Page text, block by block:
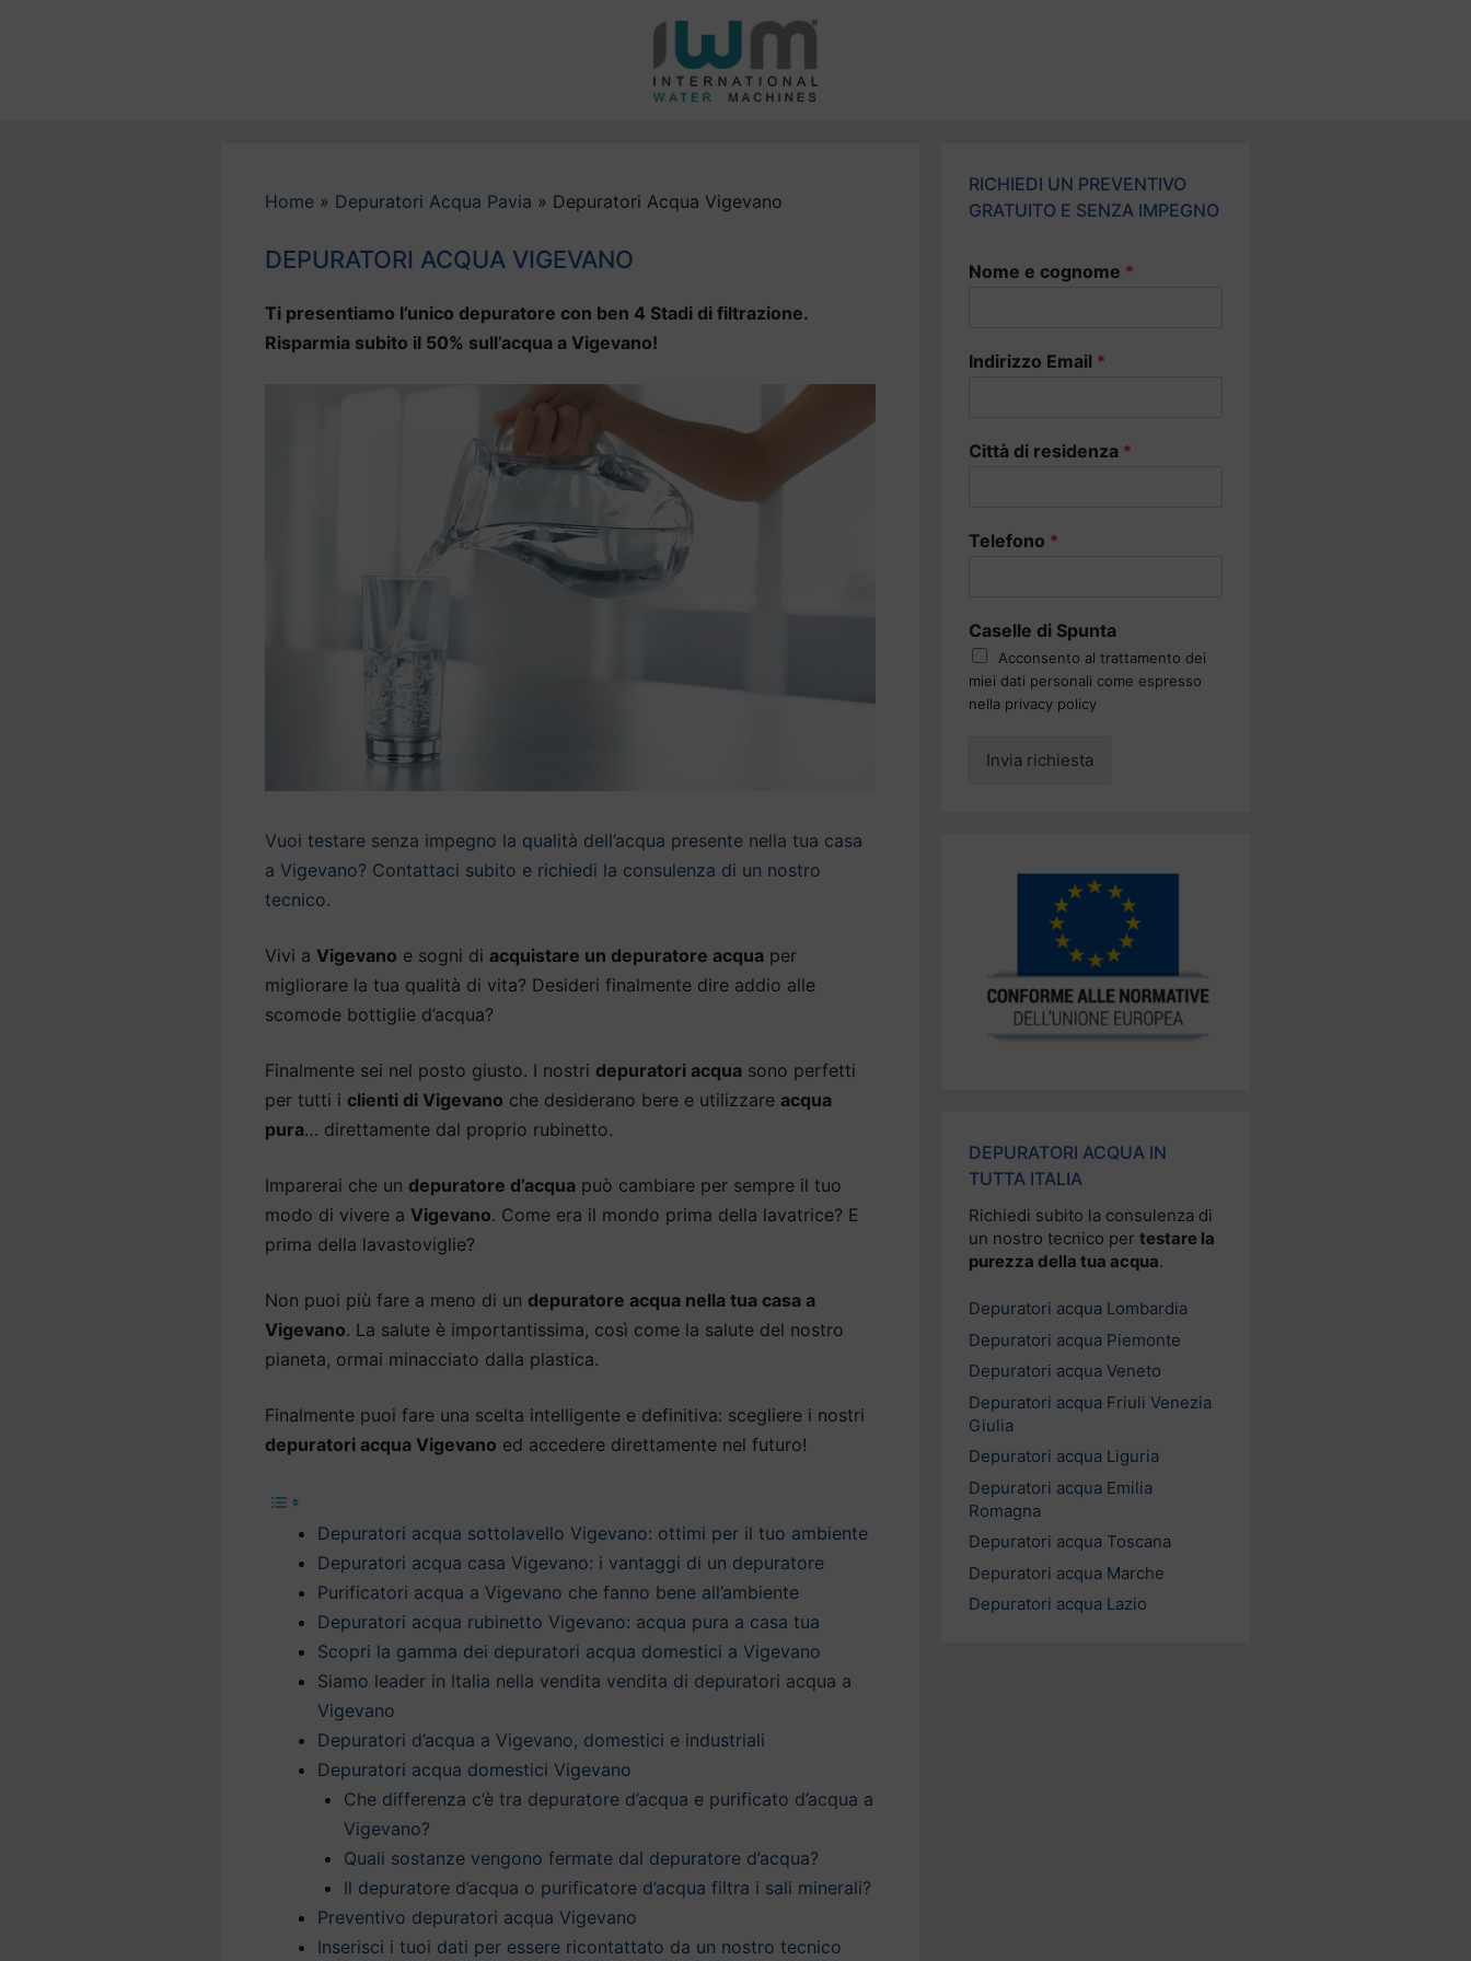
Home » Depuratori Acqua Pavia » Depuratori Acqua Vigevano
DEPURATORI ACQUA VIGEVANO
Ti presentiamo l’unico depuratore con ben 4 Stadi di filtrazione.
Risparmia subito il 50% sull’acqua a Vigevano!
Vuoi testare senza impegno la qualità dell’acqua presente nella tua casa
a Vigevano? Contattaci subito e richiedi la consulenza di un nostro
tecnico.
Vivi a Vigevano e sogni di acquistare un depuratore acqua per
migliorare la tua qualità di vita? Desideri finalmente dire addio alle
scomode bottiglie d’acqua?
Finalmente sei nel posto giusto. I nostri depuratori acqua sono perfetti
per tutti i clienti di Vigevano che desiderano bere e utilizzare acqua
pura… direttamente dal proprio rubinetto.
Imparerai che un depuratore d’acqua può cambiare per sempre il tuo
modo di vivere a Vigevano. Come era il mondo prima della lavatrice? E
prima della lavastoviglie?
Non puoi più fare a meno di un depuratore acqua nella tua casa a
Vigevano. La salute è importantissima, così come la salute del nostro
pianeta, ormai minacciato dalla plastica.
Finalmente puoi fare una scelta intelligente e definitiva: scegliere i nostri
depuratori acqua Vigevano ed accedere direttamente nel futuro!
Depuratori acqua sottolavello Vigevano: ottimi per il tuo ambiente
Depuratori acqua casa Vigevano: i vantaggi di un depuratore
Purificatori acqua a Vigevano che fanno bene all’ambiente
Depuratori acqua rubinetto Vigevano: acqua pura a casa tua
Scopri la gamma dei depuratori acqua domestici a Vigevano
Siamo leader in Italia nella vendita vendita di depuratori acqua a
Vigevano
Depuratori d’acqua a Vigevano, domestici e industriali
Depuratori acqua domestici Vigevano
Che differenza c’è tra depuratore d’acqua e purificato d’acqua a
Vigevano?
Quali sostanze vengono fermate dal depuratore d’acqua?
Il depuratore d’acqua o purificatore d’acqua filtra i sali minerali?
Preventivo depuratori acqua Vigevano
Inserisci i tuoi dati per essere ricontattato da un nostro tecnico
RICHIEDI UN PREVENTIVO
GRATUITO E SENZA IMPEGNO
Nome e cognome *
Indirizzo Email *
Città di residenza *
Telefono *
Caselle di Spunta
Acconsento al trattamento dei
miei dati personali come espresso
nella privacy policy
Invia richiesta
DEPURATORI ACQUA IN
TUTTA ITALIA
Richiedi subito la consulenza di
un nostro tecnico per testare la
purezza della tua acqua.
Depuratori acqua Lombardia
Depuratori acqua Piemonte
Depuratori acqua Veneto
Depuratori acqua Friuli Venezia
Giulia
Depuratori acqua Liguria
Depuratori acqua Emilia
Romagna
Depuratori acqua Toscana
Depuratori acqua Marche
Depuratori acqua Lazio